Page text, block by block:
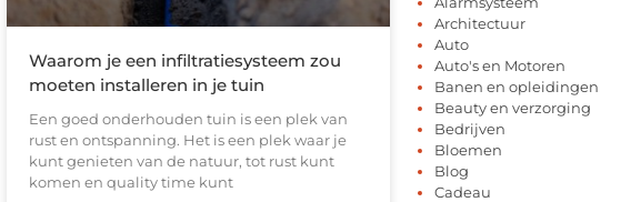
Waarom je een infiltratiesysteem zou
moeten installeren in je tuin
Een goed onderhouden tuin is een plek van
rust en ontspanning. Het is een plek waar je
kunt genieten van de natuur, tot rust kunt
komen en quality time kunt
Architectuur
Auto
Auto's en Motoren
Banen en opleidingen
Beauty en verzorging
Bedrijven
Bloemen
Blog
Cadeau